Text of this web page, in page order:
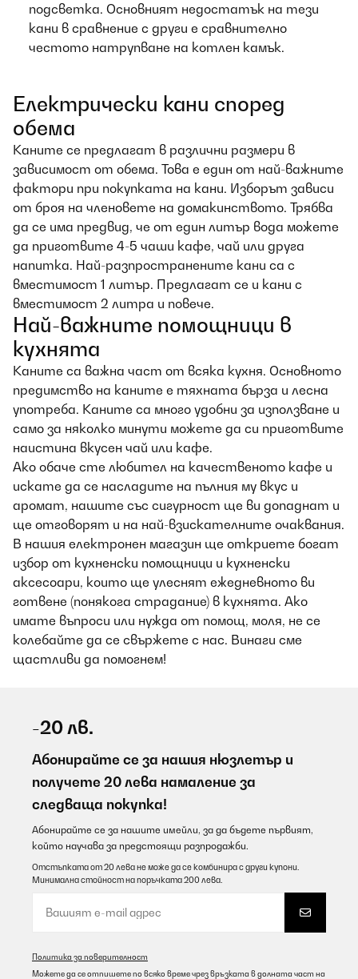
подсветка. Основният недостатък на тези
кани в сравнение с други е сравнително
честото натрупване на котлен камък.
Електрически кани според
обема
Каните се предлагат в различни размери в
зависимост от обема. Това е един от най-важните
фактори при покупката на кани. Изборът зависи
от броя на членовете на домакинството. Трябва
да се има предвид, че от един литър вода можете
да приготвите 4-5 чаши кафе, чай или друга
напитка. Най-разпространените кани са с
вместимост 1 литър. Предлагат се и кани с
вместимост 2 литра и повече.
Най-важните помощници в
кухнята
Каните са важна част от всяка кухня. Основното
предимство на каните е тяхната бърза и лесна
употреба. Каните са много удобни за използване и
само за няколко минути можете да си приготвите
наистина вкусен чай или кафе.
Ако обаче сте любител на качественото кафе и
искате да се насладите на пълния му вкус и
аромат, нашите със сигурност ще ви допаднат и
ще отговорят и на най-взискателните очаквания.
В нашия електронен магазин ще откриете богат
избор от кухненски помощници и кухненски
аксесоари, които ще улеснят ежедневното ви
готвене (понякога страдание) в кухнята. Ако
имате въпроси или нужда от помощ, моля, не се
колебайте да се свържете с нас. Винаги сме
щастливи да помогнем!
-20 лв.
Абонирайте се за нашия нюзлетър и
получете 20 лева намаление за
следваща покупка!
Абонирайте се за нашите имейли, за да бъдете първият,
който научава за предстоящи разпродажби.
Отстъпката от 20 лева не може да се комбинира с други купони.
Минимална стойност на поръчката 200 лева.
Политика за поверителност
Можете да се отпишете по всяко време чрез връзката в долната част на